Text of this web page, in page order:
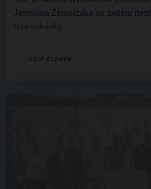
Jaroslava Zámečníka na zadání
této zakázky.
CELÝ ČLÁNEK